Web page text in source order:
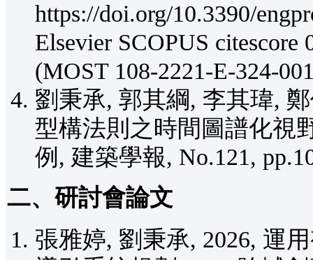
https://doi.org/10.3390/
Elsevier SCOPUS
(MOST 108-2221-E-324-
劉秉承, 郭其綱, 李其瑋,
型構法則之時間圖譜化視
例, 建築學報, No.121,
二、研討會論文
張雅婷, 劉秉承, 2026, 運